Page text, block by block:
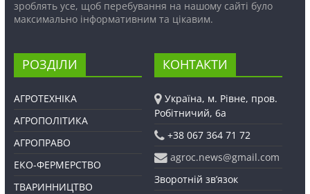
зроблять усе, щоб перебування на нашому сайті було
максимально інформативним та цікавим.
РОЗДІЛИ
АГРОТЕХНІКА
АГРОПОЛІТИКА
АГРОПРАВО
ЕКО-ФЕРМЕРСТВО
ТВАРИННИЦТВО
КОНТАКТИ
Україна, м. Рівне, пров.
Робітничий, 6а
+38 067 364 71 72
agroc.news@gmail.com
Зворотній зв’язок